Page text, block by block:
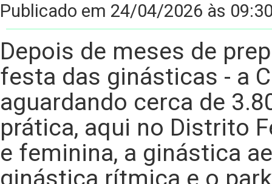
Publicado em 24/04/2026 às
Depois de meses de
festa das ginásticas - a
aguardando cerca de
prática, aqui no Distrito
e feminina, a ginástica